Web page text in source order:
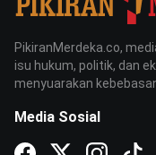
PikiranMerdeka.co,
isu hukum, politik, dan
menyuarakan
Media Sosial